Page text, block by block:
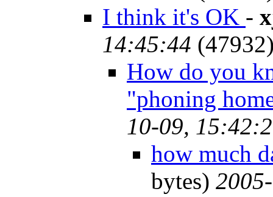
I think it's OK -
14:45:44
How do you
"phoning
10-09,
how much
bytes)